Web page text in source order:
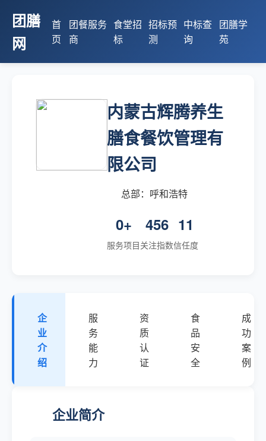
团膳
网
首
页
团餐服务
商
食堂招
标
招标预
测
中标查
询
团膳学
苑
内蒙古辉腾养生
膳食餐饮管理有
限公司
总部：呼和浩特
0+
服务项目
456
关注指数
11
信任度
企
业
介
绍
服
务
能
力
资
质
认
证
食
品
安
全
成
功
案
例
企业简介